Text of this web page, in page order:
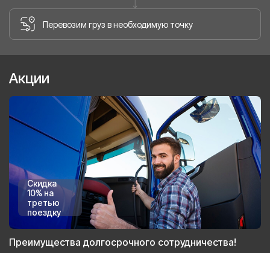
Перевозим груз в необходимую точку
Акции
Скидка
10% на
третью
поездку
Преимущества долгосрочного сотрудничества!